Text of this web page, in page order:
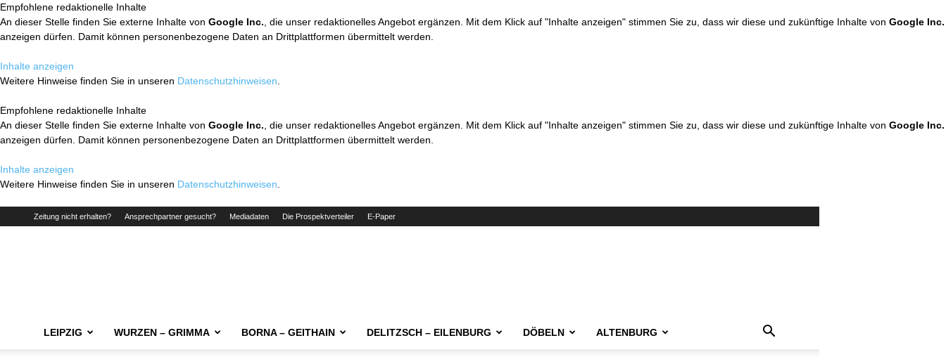
Empfohlene redaktionelle Inhalte
An dieser Stelle finden Sie externe Inhalte von Google Inc. , die unser redaktionelles Angebot ergänzen. Mit dem Klick auf "Inhalte anzeigen" stimmen Sie zu, dass wir diese und zukünftige Inhalte von Google Inc.
anzeigen dürfen. Damit können personenbezogene Daten an Drittplattformen übermittelt werden.
Inhalte anzeigen
Weitere Hinweise finden Sie in unseren Datenschutzhinweisen
Empfohlene redaktionelle Inhalte
An dieser Stelle finden Sie externe Inhalte von Google Inc. , die unser redaktionelles Angebot ergänzen. Mit dem Klick auf "Inhalte anzeigen" stimmen Sie zu, dass wir diese und zukünftige Inhalte von Google Inc.
anzeigen dürfen. Damit können personenbezogene Daten an Drittplattformen übermittelt werden.
Inhalte anzeigen
Weitere Hinweise finden Sie in unseren Datenschutzhinweisen
Zeitung nicht erhalten? Ansprechpartner gesucht? Mediadaten Die Prospektverteiler E-Paper
LEIPZIG WURZEN – GRIMMA BORNA – GEITHAIN DELITZSCH – EILENBURG DÖBELN ALTENBURG